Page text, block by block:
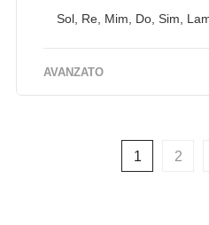
Sol, Re, Mim, Do, Sim,
AVANZATO
1 2